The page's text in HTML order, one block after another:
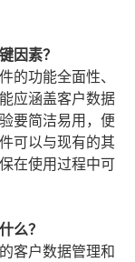
因素？
的功能全面性、
应涵盖客户数据
要简洁易用，便
可以与现有的其
在使用过程中可
么？
客户数据管理和